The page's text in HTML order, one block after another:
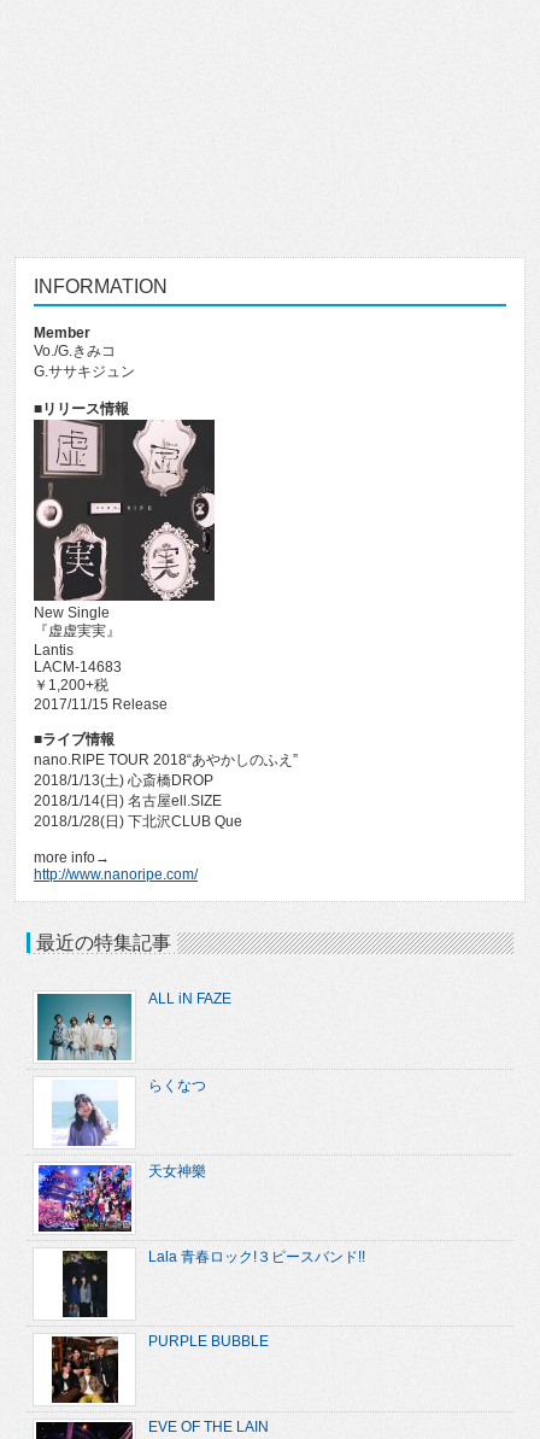
INFORMATION
Member
Vo./G.きみコ
G.ササキジュン
■リリース情報
New Single
『虚虚実実』
Lantis
LACM-14683
￥1,200+税
2017/11/15 Release
■ライブ情報
nano.RIPE TOUR 2018“あやかしのふえ”
2018/1/13(土) 心斎橋DROP
2018/1/14(日) 名古屋ell.SIZE
2018/1/28(日) 下北沢CLUB Que
more info→
http://www.nanoripe.com/
最近の特集記事
ALL iN FAZE
らくなつ
天女神樂
Lala 青春ロック!３ピースバンド!!
PURPLE BUBBLE
EVE OF THE LAIN